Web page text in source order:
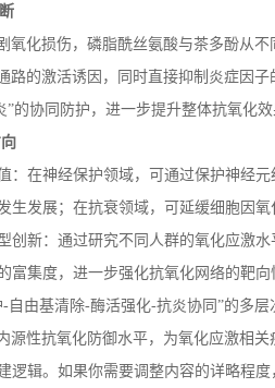
氧化损伤，磷脂酰丝氨酸与茶多酚从
路的激活诱因，同时直接抑制炎症因
”的协同防护，进一步提升整体抗氧化效
：在神经保护领域，可通过保护神经元
发展；在抗衰领域，可延缓细胞因氧
创新：通过研究不同人群的氧化应激
集度，进一步强化抗氧化网络的靶向
- 自由基清除-酶活强化-抗炎协同”的多层
源性抗氧化防御水平，为氧化应激相关
逻辑。如果你需要调整内容的详略程